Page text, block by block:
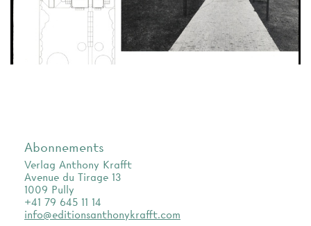
Abonnements
Verlag Anthony Krafft
Avenue du Tirage 13
1009 Pully
+41 79 645 11 14
info@editionsanthonykrafft.com